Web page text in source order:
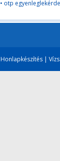
• otp
Honlapkészítés|